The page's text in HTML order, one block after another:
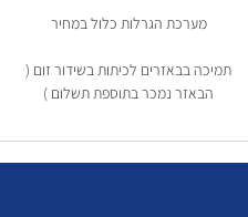
מערכת הגרלות כלול במחיר
תמיכה בבאזרים לכיתות בשידור זום (
הבאזר נמכר בתוספת תשלום )